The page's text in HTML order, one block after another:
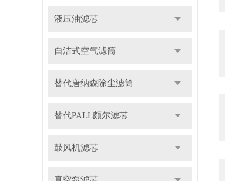
液压油滤芯
自洁式空气滤筒
替代唐纳森除尘滤筒
替代PALL颇尔滤芯
鼓风机滤芯